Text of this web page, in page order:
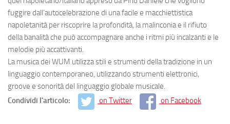
fuggire dall’autocelebrazione di una facile e macchiettistica
napoletanità per riscoprire la profondità, la malinconia e il rifiuto
della banalità che può accompagnare anche i ritmi più incalzanti e le
melodie più accattivanti.
La musica dei WUM utilizza stili e strumenti della tradizione in un
linguaggio contemporaneo, utilizzando strumenti elettronici,
groove e sonorità del linguaggio globale musicale.
Condividi l'articolo:
on Twitter on Facebook